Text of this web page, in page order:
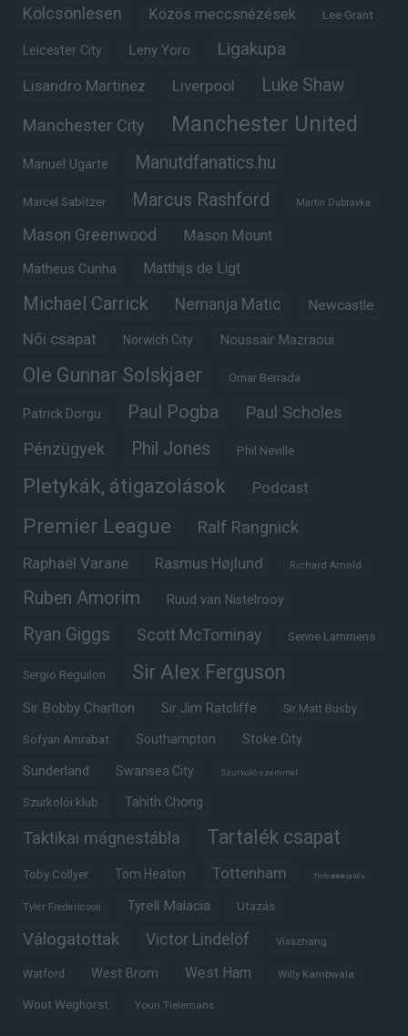
Kölcsönlesen Közös meccsnézések Lee Grant
Leicester City Leny Yoro Ligakupa
Lisandro Martinez Liverpool Luke Shaw
Manchester City Manchester United
Manuel Ugarte Manutdfanatics.hu
Marcel Sabitzer Marcus Rashford Martin Dubravka
Mason Greenwood Mason Mount
Matheus Cunha Matthijs de Ligt
Michael Carrick Nemanja Matic Newcastle
Női csapat Norwich City Noussair Mazraoui
Ole Gunnar Solskjaer Omar Berrada
Patrick Dorgu Paul Pogba Paul Scholes
Pénzügyek Phil Jones Phil Neville
Pletykák, átigazolások Podcast
Premier League Ralf Rangnick
Raphaël Varane Rasmus Højlund Richard Arnold
Ruben Amorim Ruud van Nistelrooy
Ryan Giggs Scott McTominay Senne Lammens
Sergio Reguilon Sir Alex Ferguson
Sir Bobby Charlton Sir Jim Ratcliffe Sir Matt Busby
Sofyan Amrabat Southampton Stoke City
Sunderland Swansea City Szurkoló szemmel
Szurkolói klub Tahith Chong
Taktikai mágnestábla Tartalék csapat
Toby Collyer Tom Heaton Tottenham Trófeabibliográfia
Tyler Fredericson Tyrell Malacia Utazás
Válogatottak Victor Lindelöf Visszhang
Watford West Brom West Ham Willy Kambwala
Wout Weghorst Youri Tielemans